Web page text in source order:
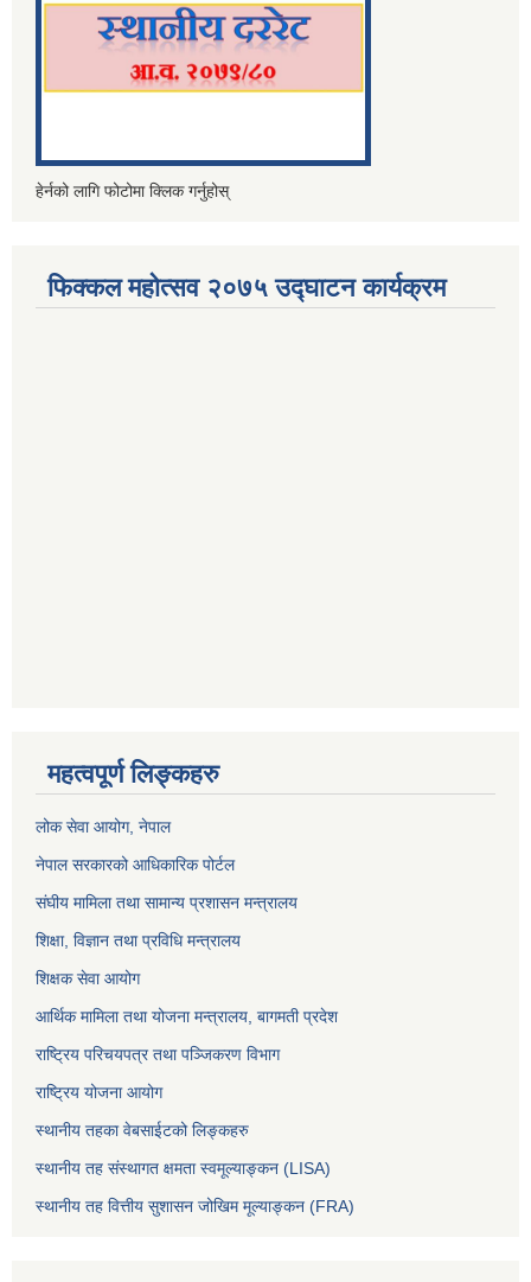
हेर्नको लागि फोटोमा क्लिक गर्नुहोस्
फिक्कल महोत्सव २०७५ उद्घाटन कार्यक्रम
महत्वपूर्ण लिङ्कहरु
लोक सेवा आयोग, नेपाल
नेपाल सरकारको आधिकारिक पोर्टल
संघीय मामिला तथा सामान्य प्रशासन मन्त्रालय
शिक्षा, विज्ञान तथा प्रविधि मन्त्रालय
शिक्षक सेवा आयोग
आर्थिक मामिला तथा योजना मन्त्रालय, बागमती प्रदेश
राष्ट्रिय परिचयपत्र तथा पञ्जिकरण विभाग
राष्ट्रिय योजना आयोग
स्थानीय तहका वेबसाईटको लिङ्कहरु
स्थानीय तह संस्थागत क्षमता स्वमूल्याङ्कन (LISA)
स्थानीय तह वित्तीय सुशासन जोखिम मूल्याङ्कन (FRA)